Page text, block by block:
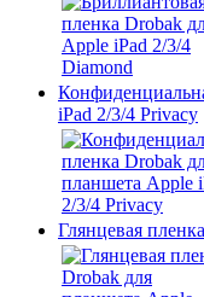
iPad 2/3/4 Privacy
Глянцевая